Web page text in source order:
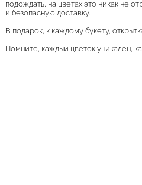
подождать, на цветах это никак не
и безопасную доставку.
В подарок, к каждому букету,
Помните, каждый цветок уникален,